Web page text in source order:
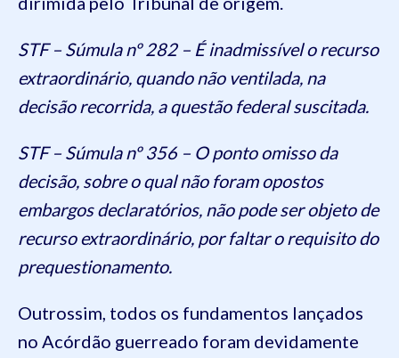
STF – Súmula nº 282 – É inadmissível o recurso
extraordinário, quando não ventilada, na
decisão recorrida, a questão federal suscitada.
STF – Súmula nº 356 – O ponto omisso da
decisão, sobre o qual não foram opostos
embargos declaratórios, não pode ser objeto de
recurso extraordinário, por faltar o requisito do
prequestionamento.
Outrossim, todos os fundamentos lançados
no Acórdão guerreado foram devidamente